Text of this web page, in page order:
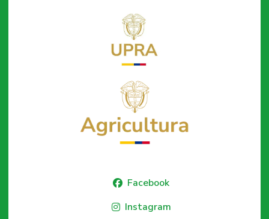
Facebook
Instagram